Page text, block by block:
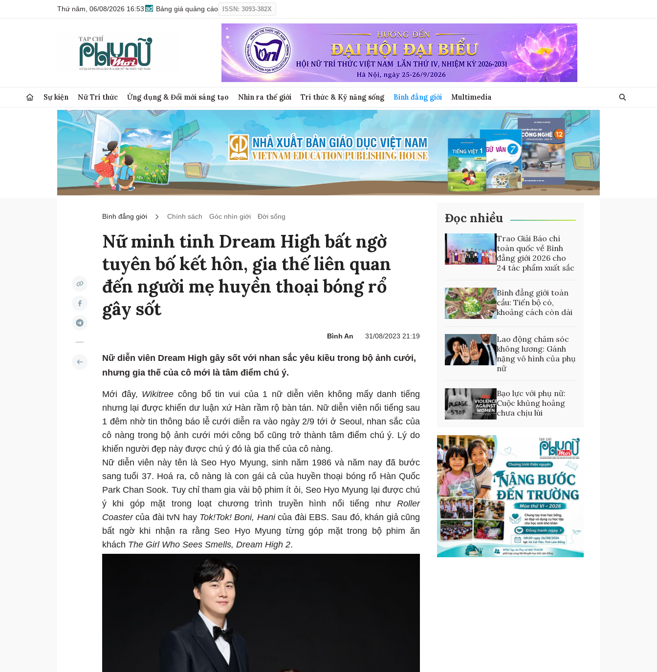
Thứ năm, 06/08/2026 16:53 Bảng giá quảng cáo ISSN: 3093-382X
Sự kiện Nữ Trí thức Ứng dụng & Đổi mới sáng tạo Nhìn ra thế giới Tri thức & Kỹ năng sống Bình đẳng giới Multimedia
Bình đẳng giới Chính sách Góc nhìn giới Đời sống
Nữ minh tinh Dream High bất ngờ
tuyên bố kết hôn, gia thế liên quan
đến người mẹ huyền thoại bóng rổ
gây sốt
Bình An 31/08/2023 21:19
Nữ diễn viên Dream High gây sốt với nhan sắc yêu kiều trong bộ ảnh cưới,
nhưng gia thế của cô mới là tâm điểm chú ý.
Mới đây, Wikitree công bố tin vui của 1 nữ diễn viên không mấy danh tiếng
nhưng lại được khiến dư luận xứ Hàn rầm rộ bàn tán. Nữ diễn viên nổi tiếng sau
1 đêm nhờ tin thông báo lễ cưới diễn ra vào ngày 2/9 tới ở Seoul, nhan sắc của
cô nàng trong bộ ảnh cưới mới công bố cũng trở thành tâm điểm chú ý. Lý do
khiến người đẹp này được chú ý đó là gia thế của cô nàng.
Nữ diễn viên này tên là Seo Hyo Myung, sinh năm 1986 và năm nay đã bước
sang tuổi 37. Hoá ra, cô nàng là con gái cả của huyền thoại bóng rổ Hàn Quốc
Park Chan Sook. Tuy chỉ tham gia vài bộ phim ít ỏi, Seo Hyo Myung lại được chú
ý khi góp mặt trong loạt chương trình truyền hình nổi tiếng như Roller
Coastercủa đài tvN hay Tok!Tok! Boni, Hanicủa đài EBS. Sau đó, khán giả cũng
bất ngờ khi nhận ra rằng Seo Hyo Myung từng góp mặt trong bộ phim ăn
khách The Girl Who Sees Smells, Dream High 2.
Đọc nhiều
Trao Giải Báo chí
toàn quốc về Bình
đẳng giới 2026 cho
24 tác phẩm xuất sắc
Bình đẳng giới toàn
cầu: Tiến bộ có,
khoảng cách còn dài
Lao động chăm sóc
không lương: Gánh
nặng vô hình của phụ
nữ
Bạo lực với phụ nữ:
Cuộc khủng hoảng
chưa chịu lùi